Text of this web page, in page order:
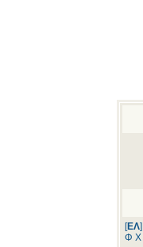
[ΕΛ]
Φ Χ